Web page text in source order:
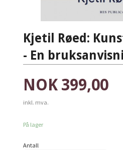
Kjetil Røed:
- En
Pris
NOK 399,00
inkl. mva.
På lager
Antall